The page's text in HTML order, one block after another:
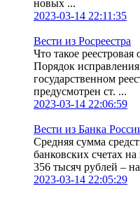
новых ...
2023-03-14 22:11:35
Вести из Росреестра
Что такое
Порядок
государственном
предусмотрен ст. ...
2023-03-14 22:06:59
Вести из Банка
Средняя сумма
банковских счетах
356 тысяч рублей –
2023-03-14 22:05:29